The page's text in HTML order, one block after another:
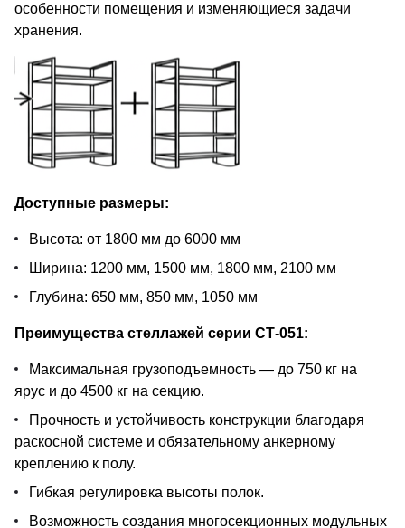
особенности помещения и изменяющиеся задачи
хранения.
Доступные размеры:
Высота: от 1800 мм до 6000 мм
Ширина: 1200 мм, 1500 мм, 1800 мм, 2100 мм
Глубина: 650 мм, 850 мм, 1050 мм
Преимущества стеллажей серии СТ-051:
Максимальная грузоподъемность — до 750 кг на
ярус и до 4500 кг на секцию.
Прочность и устойчивость конструкции благодаря
раскосной системе и обязательному анкерному
креплению к полу.
Гибкая регулировка высоты полок.
Возможность создания многосекционных модульных